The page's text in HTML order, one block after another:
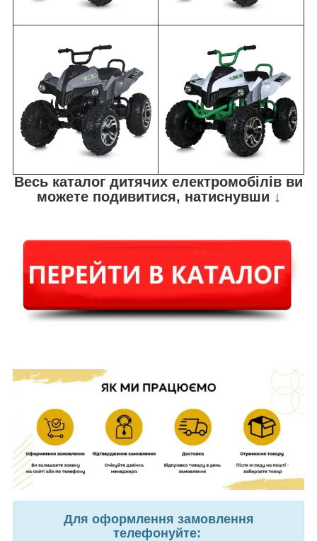
Весь каталог дитячих електромобілів ви
можете подивитися, натиснувши ↓
Для оформлення замовлення
телефонуйте: